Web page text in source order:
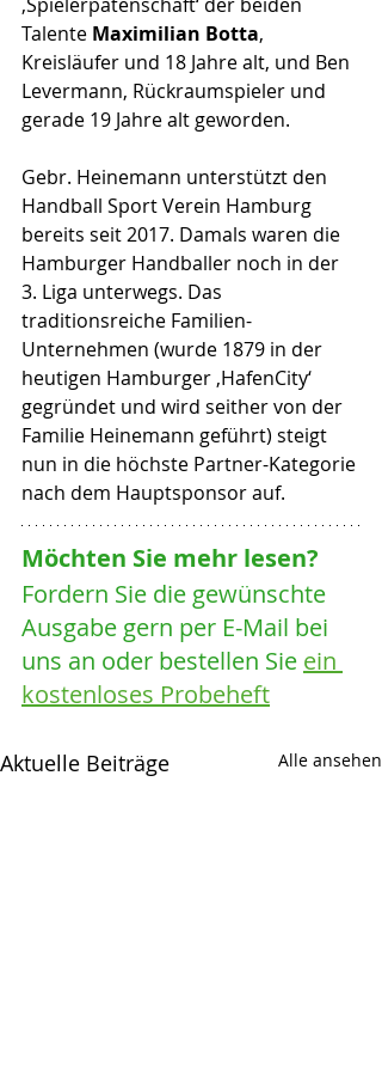
Talente Maximilian Botta,
Kreisläufer und 18 Jahre alt, und Ben
Levermann, Rückraumspieler und
gerade 19 Jahre alt geworden.
Gebr. Heinemann unterstützt den
Handball Sport Verein Hamburg
bereits seit 2017. Damals waren die
Hamburger Handballer noch in der
3. Liga unterwegs. Das
traditionsreiche Familien-
Unternehmen (wurde 1879 in der
heutigen Hamburger ‚HafenCity‘
gegründet und wird seither von der
Familie Heinemann geführt) steigt
nun in die höchste Partner-Kategorie
nach dem Hauptsponsor auf.
Möchten Sie mehr lesen?
Fordern Sie die gewünschte
Ausgabe gern per E-Mail bei
uns an oder bestellen Sie ein
kostenloses Probeheft
Aktuelle Beiträge Alle ansehen